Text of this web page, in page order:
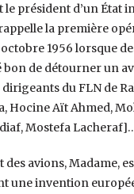
président d’un État
la première
octobre 1956 lorsque
de détourner un
du FLN de
Hocine Aït Ahmed,
Mostefa
avions, Madame,
une invention